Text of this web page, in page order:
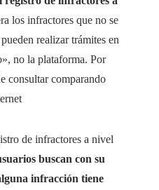
los infractores que no se
realizar trámites en
no la plataforma. Por
consultar comparando
de infractores a nivel
buscan con su
infracción tiene